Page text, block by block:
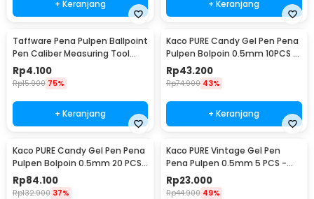
+ Keranjang + Keranjang
Taffware Pena Pulpen Ballpoint
Pen Caliber Measuring Tool
Scale Ruler - B100
Rp4.100
Rp15.900 75%
+ Keranjang
Kaco PURE Candy Gel Pen Pena
Pulpen Bolpoin 0.5mm 10PCS -
K1015 (Colorful Ink)
Rp43.200
Rp74.900 43%
+ Keranjang
Kaco PURE Candy Gel Pen Pena
Pulpen Bolpoin 0.5mm 20 PCS
- K1015 (Colorful Ink)
Rp84.100
Rp132.900 37%
Kaco PURE Vintage Gel Pen
Pena Pulpen 0.5mm 5 PCS -
K1015 (Colorful Ink)
Rp23.000
Rp44.900 49%